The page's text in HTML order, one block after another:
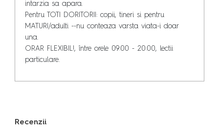
intarzia sa apara.
Pentru TOTI DORITORII: copii, tineri si pentru
MATURI/adulti --nu conteaza varsta viata-i doar
una.
ORAR FLEXIBIL!, între orele 09:00 - 20:00, lectii
particulare.
Recenzii